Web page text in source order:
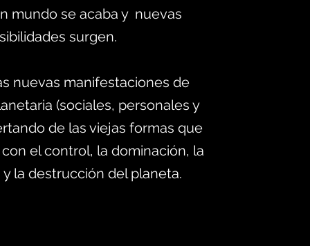
mundo se acaba y nuevas
surgen.
nuevas manifestaciones de
(sociales, personales y
de las viejas formas que
el control, la dominación, la
la destrucción del planeta.